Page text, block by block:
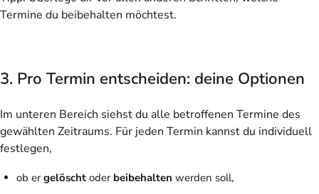
Termine du beibehalten möchtest.
3. Pro Termin entscheiden: deine Optionen
Im unteren Bereich siehst du alle betroffenen Termine des
gewählten Zeitraums. Für jeden Termin kannst du individuell
festlegen,
ob ergelöschtoder beibehalten werden soll,